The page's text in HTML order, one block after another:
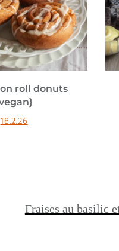
myrtilles
22.9.25
Fraises au basilic